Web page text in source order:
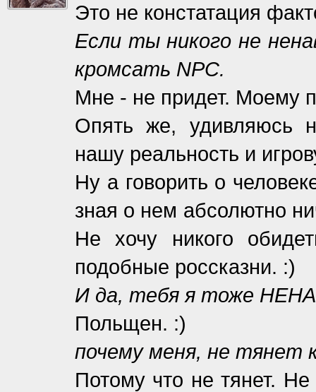
Это не констатация
Если ты никого не
кромсать NPC.
Мне - не придет. Моему
Опять же, удивляюсь
нашу реальность и
Ну а говорить о
зная о нем абсолютно
Не хочу никого
подобные россказни. :)
И да, тебя я тоже
Польщен. :)
почему меня, не тянет
Потому что не тянет.